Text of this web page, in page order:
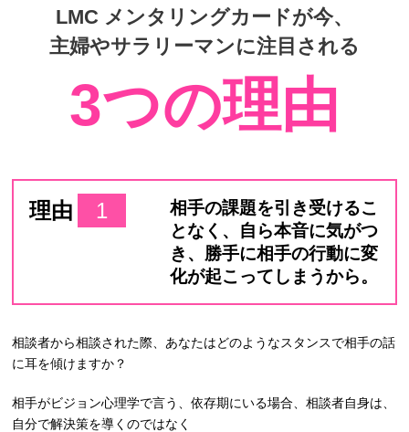
LMC メンタリングカードが今、
主婦やサラリーマンに注目される
3つの理由
理由 1
相手の課題を引き受けるこ
となく、自ら本音に気がつ
き、勝手に相手の行動に変
化が起こってしまうから。
相談者から相談された際、あなたはどのようなスタンスで相手の話
に耳を傾けますか？
相手がビジョン心理学で言う、依存期にいる場合、相談者自身は、
自分で解決策を導くのではなく